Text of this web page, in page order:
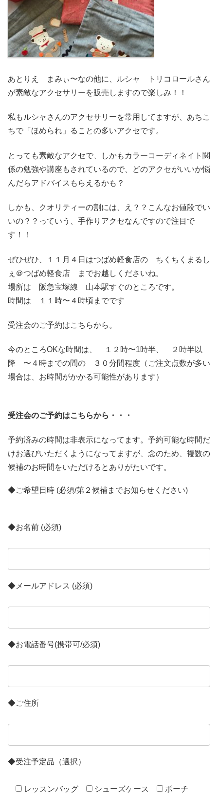
あとりえ まみぃ〜なの他に、ルシャ トリコロールさん
が素敵なアクセサリーを販売しますので楽しみ！！
私もルシャさんのアクセサリーを常用してますが、あちこ
ちで「ほめられ」ることの多いアクセです。
とっても素敵なアクセで、しかもカラーコーディネイト関
係の勉強や講座もされているので、どのアクセがいいか悩
んだらアドバイスもらえるかも？
しかも、クオリティーの割には、え？？こんなお値段でい
いの？？っていう、手作りアクセなんですので注目で
す！！
ぜひぜひ、１１月４日はつばめ軽食店の ちくちくまるし
ぇ＠つばめ軽食店 までお越しくださいね。
場所は 阪急宝塚線 山本駅すぐのところです。
時間は １１時〜４時頃までです
受注会のご予約はこちらから。
今のところOKな時間は、 １２時〜1時半、 ２時半以
降 〜４時までの間の ３０分間程度（ご注文点数が多い
場合は、お時間がかかる可能性があります）
受注会のご予約はこちらから・・・
予約済みの時間は非表示になってます。予約可能な時間だ
けお選びいただくようになってますが、念のため、複数の
候補のお時間をいただけるとありがたいです。
◆ご希望日時 (必須/第２候補までお知らせください)
◆お名前 (必須)
◆メールアドレス (必須)
◆お電話番号(携帯可/必須)
◆ご住所
◆受注予定品（選択）
レッスンバッグ シューズケース
ポーチ